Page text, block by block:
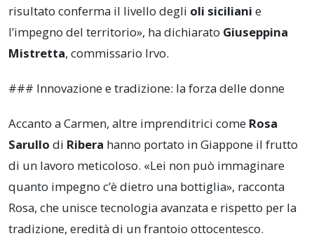
risultato conferma il livello degli oli siciliani e
l’impegno del territorio», ha dichiarato Giuseppina
Mistretta, commissario Irvo.
### Innovazione e tradizione: la forza delle donne
Accanto a Carmen, altre imprenditrici come Rosa
Sarullo di Ribera hanno portato in Giappone il frutto
di un lavoro meticoloso. «Lei non può immaginare
quanto impegno c’è dietro una bottiglia», racconta
Rosa, che unisce tecnologia avanzata e rispetto per la
tradizione, eredità di un frantoio ottocentesco.